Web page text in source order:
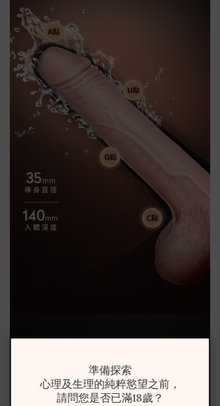
準備探索
心理及生理的純粹慾望之前，
請問您是否已滿18歲？